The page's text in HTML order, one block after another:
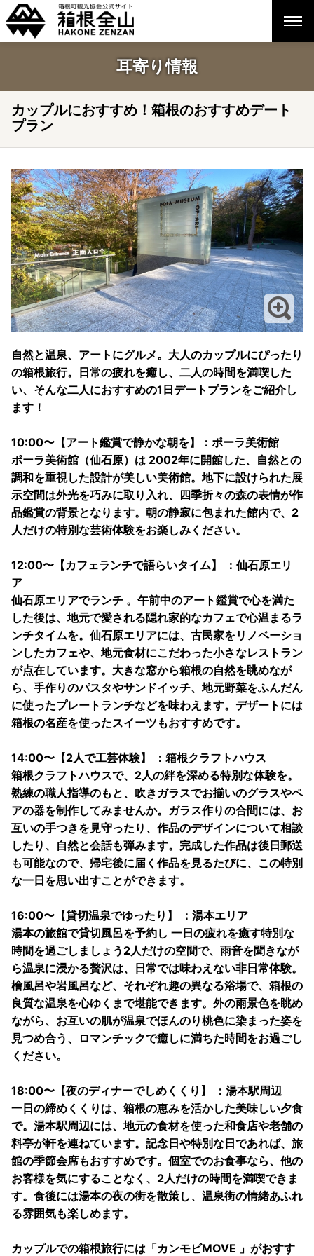
耳寄り情報
カップルにおすすめ！箱根のおすすめデート
プラン
自然と温泉、アートにグルメ。大人のカップルにぴったり
の箱根旅行。日常の疲れを癒し、二人の時間を満喫した
い、そんな二人におすすめの1日デートプランをご紹介し
ます！
10:00〜【アート鑑賞で静かな朝を】：ポーラ美術館
ポーラ美術館（仙石原）は 2002年に開館した、自然との
調和を重視した設計が美しい美術館。地下に設けられた展
示空間は外光を巧みに取り入れ、四季折々の森の表情が作
品鑑賞の背景となります。朝の静寂に包まれた館内で、2
人だけの特別な芸術体験をお楽しみください。
12:00〜【カフェランチで語らいタイム】 ：仙石原エリ
ア
仙石原エリアでランチ 。午前中のアート鑑賞で心を満た
した後は、地元で愛される隠れ家的なカフェで心温まるラ
ンチタイムを。仙石原エリアには、古民家をリノベーショ
ンしたカフェや、地元食材にこだわった小さなレストラン
が点在しています。大きな窓から箱根の自然を眺めなが
ら、手作りのパスタやサンドイッチ、地元野菜をふんだん
に使ったプレートランチなどを味わえます。デザートには
箱根の名産を使ったスイーツもおすすめです。
14:00〜【2人で工芸体験】 ：箱根クラフトハウス
箱根クラフトハウスで、2人の絆を深める特別な体験を。
熟練の職人指導のもと、吹きガラスでお揃いのグラスやペ
アの器を制作してみませんか。ガラス作りの合間には、お
互いの手つきを見守ったり、作品のデザインについて相談
したり、自然と会話も弾みます。完成した作品は後日郵送
も可能なので、帰宅後に届く作品を見るたびに、この特別
な一日を思い出すことができます。
16:00〜【貸切温泉でゆったり】 ：湯本エリア
湯本の旅館で貸切風呂を予約し 一日の疲れを癒す特別な
時間を過ごしましょう2人だけの空間で、雨音を聞きなが
ら温泉に浸かる贅沢は、日常では味わえない非日常体験。
檜風呂や岩風呂など、それぞれ趣の異なる浴場で、箱根の
良質な温泉を心ゆくまで堪能できます。外の雨景色を眺め
ながら、お互いの肌が温泉でほんのり桃色に染まった姿を
見つめ合う、ロマンチックで癒しに満ちた時間をお過ごし
ください。
18:00〜【夜のディナーでしめくくり】 ：湯本駅周辺
一日の締めくくりは、箱根の恵みを活かした美味しい夕食
で。湯本駅周辺には、地元の食材を使った和食店や老舗の
料亭が軒を連ねています。記念日や特別な日であれば、旅
館の季節会席もおすすめです。個室でのお食事なら、他の
お客様を気にすることなく、2人だけの時間を満喫できま
す。食後には湯本の夜の街を散策し、温泉街の情緒あふれ
る雰囲気も楽しめます。
カップルでの箱根旅行には「カンモビMOVE 」がおすす